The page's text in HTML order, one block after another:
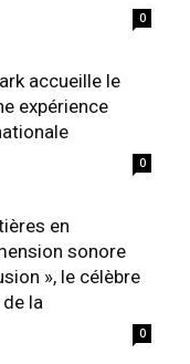
0
accueille le
expérience
0
en
sonore
», le célèbre
la
0